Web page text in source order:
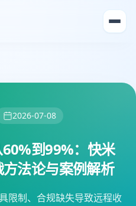
2026-07-08
到99%：快米
法论与案例解析
限制、合规缺失导致远程收